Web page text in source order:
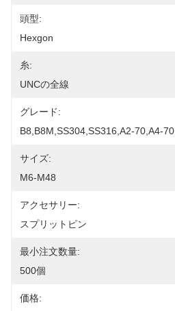
頭型:
Hexgon
糸:
UNCの全線
グレード:
B8,B8M,SS304,SS316,A2-70,A4-70
サイズ:
M6-M48
アクセサリー:
スプリットピン
最小注文数量:
500個
価格: